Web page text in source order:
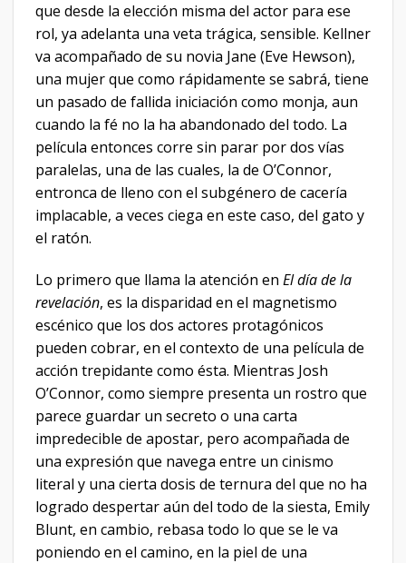
que desde la elección misma del actor para ese
rol, ya adelanta una veta trágica, sensible. Kellner
va acompañado de su novia Jane (Eve Hewson),
una mujer que como rápidamente se sabrá, tiene
un pasado de fallida iniciación como monja, aun
cuando la fé no la ha abandonado del todo. La
película entonces corre sin parar por dos vías
paralelas, una de las cuales, la de O’Connor,
entronca de lleno con el subgénero de cacería
implacable, a veces ciega en este caso, del gato y
el ratón.
Lo primero que llama la atención en El día de la
revelación, es la disparidad en el magnetismo
escénico que los dos actores protagónicos
pueden cobrar, en el contexto de una película de
acción trepidante como ésta. Mientras Josh
O’Connor, como siempre presenta un rostro que
parece guardar un secreto o una carta
impredecible de apostar, pero acompañada de
una expresión que navega entre un cinismo
literal y una cierta dosis de ternura del que no ha
logrado despertar aún del todo de la siesta, Emily
Blunt, en cambio, rebasa todo lo que se le va
poniendo en el camino, en la piel de una